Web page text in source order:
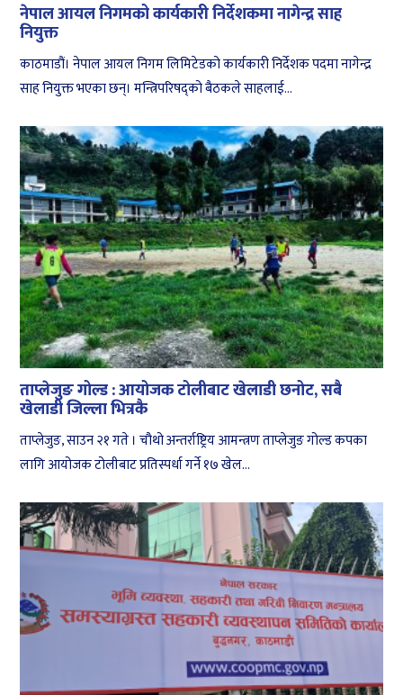
नेपाल आयल निगमको कार्यकारी निर्देशकमा नागेन्द्र साह
नियुक्त
काठमाडौं। नेपाल आयल निगम लिमिटेडको कार्यकारी निर्देशक पदमा नागेन्द्र
साह नियुक्त भएका छन्। मन्त्रिपरिषद्को बैठकले साहलाई...
ताप्लेजुङ गोल्ड : आयोजक टोलीबाट खेलाडी छनोट, सबै
खेलाडी जिल्ला भित्रकै
ताप्लेजुङ, साउन २१ गते । चौथो अन्तर्राष्ट्रिय आमन्त्रण ताप्लेजुङ गोल्ड कपका
लागि आयोजक टोलीबाट प्रतिस्पर्धा गर्ने १७ खेल...